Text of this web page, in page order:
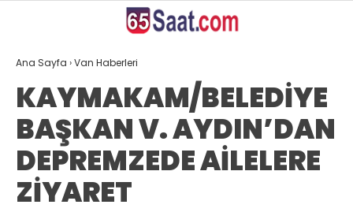
28.5
YAZARLAR
ANASAYFA
VAN
BÖLGE
Ana Sayfa ›Van Haberleri
KAYMAKAM/BELEDİYE
BAŞKAN V. AYDIN’DAN
DEPREMZEDE AİLELERE
ZİYARET